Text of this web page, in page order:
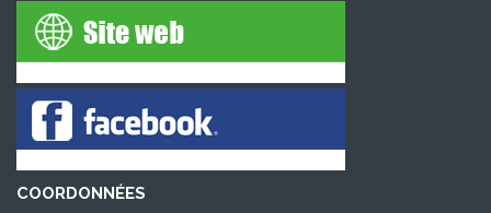
COORDONNÉES